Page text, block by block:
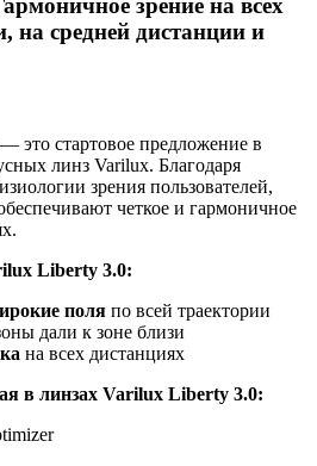
зрение на всех
на средней дистанции и
это стартовое предложение в
линз Varilux. Благодаря
зрения пользователей,
четкое и гармоничное
Liberty 3.0:
поля по всей траектории
дали к зоне близи
на всех дистанциях
в линзах Varilux Liberty 3.0: